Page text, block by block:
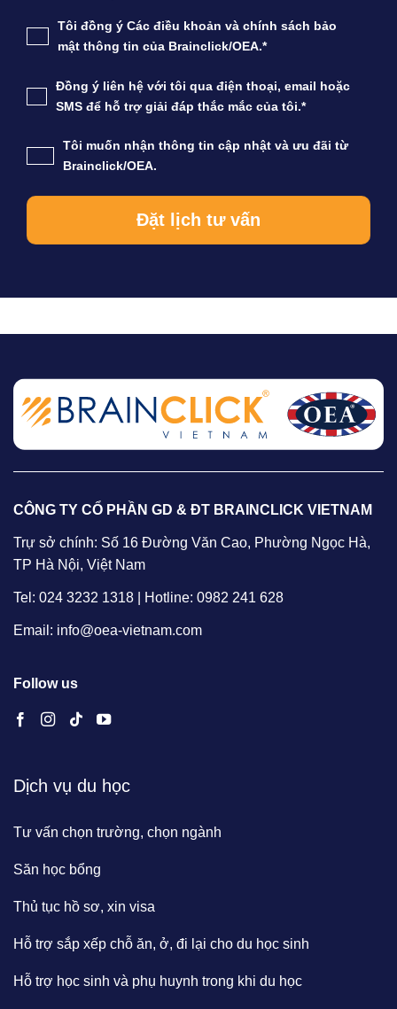
Tôi đồng ý Các điều khoản và chính sách bảo
mật thông tin của Brainclick/OEA.*
Đồng ý liên hệ với tôi qua điện thoại, email hoặc
SMS để hỗ trợ giải đáp thắc mắc của tôi.*
Tôi muốn nhận thông tin cập nhật và ưu đãi từ
Brainclick/OEA.
CÔNG TY CỔ PHẦN GD & ĐT BRAINCLICK VIETNAM
Trự sở chính: Số 16 Đường Văn Cao, Phường Ngọc Hà,
TP Hà Nội, Việt Nam
Tel: 024 3232 1318 | Hotline: 0982 241 628
Email: info@oea-vietnam.com
Follow us
Dịch vụ du học
Tư vấn chọn trường, chọn ngành
Săn học bổng
Thủ tục hồ sơ, xin visa
Hỗ trợ sắp xếp chỗ ăn, ở, đi lại cho du học sinh
Hỗ trợ học sinh và phụ huynh trong khi du học